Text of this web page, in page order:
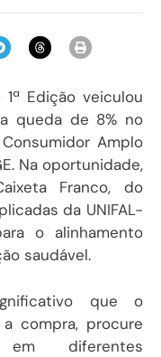
Edição veiculou
queda de 8% no
Amplo
Na oportunidade,
Franco, do
da UNIFAL-
o alinhamento
saudável.
que o
compra, procure
diferentes